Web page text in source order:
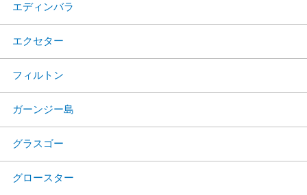
エディンバラ
エクセター
フィルトン
ガーンジー島
グラスゴー
グロースター